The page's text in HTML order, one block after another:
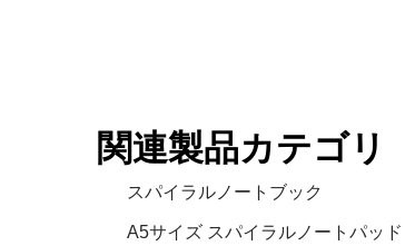
関連製品カテゴリ
スパイラルノートブック
A5サイズ スパイラルノートパッド